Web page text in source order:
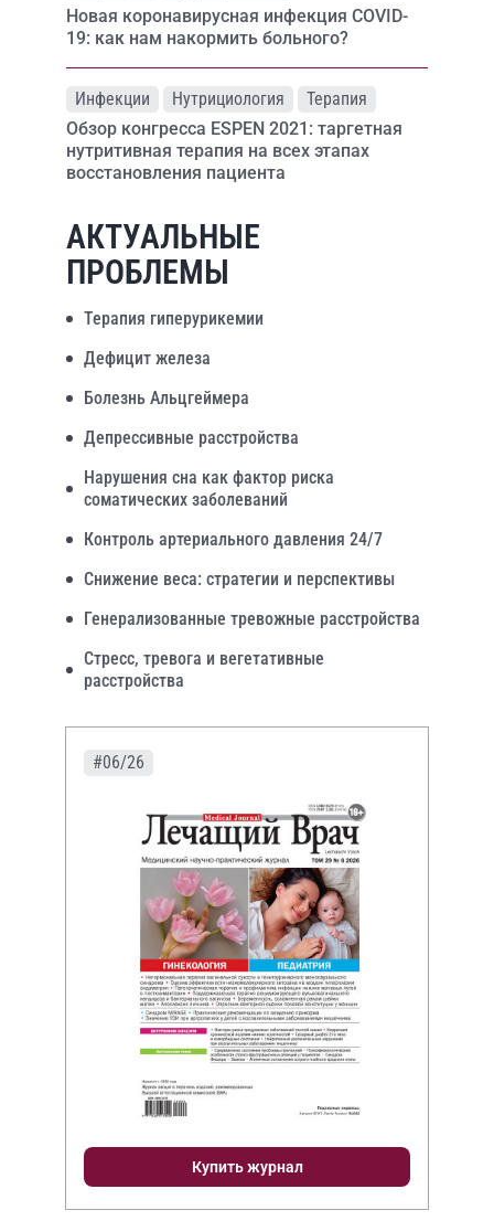
Новая коронавирусная инфекция COVID-
19: как нам накормить больного?
Инфекции Нутрициология
Терапия
Обзор конгресса ESPEN 2021: таргетная
нутритивная терапия на всех этапах
восстановления пациента
АКТУАЛЬНЫЕ
ПРОБЛЕМЫ
Терапия гиперурикемии
Дефицит железа
Болезнь Альцгеймера
Депрессивные расстройства
Нарушения сна как фактор риска
соматических заболеваний
Контроль артериального давления 24/7
Снижение веса: стратегии и перспективы
Генерализованные тревожные расстройства
Стресс, тревога и вегетативные
расстройства
#06/26
Купить журнал